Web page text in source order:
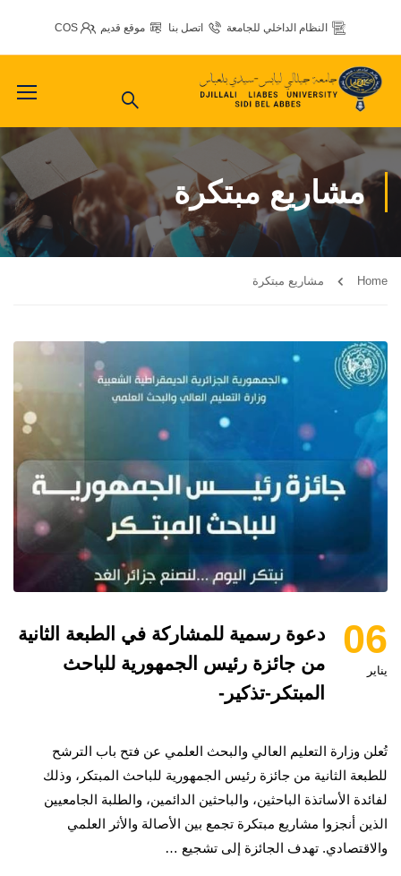
النظام الداخلي للجامعة اتصل بنا موقع قديم COS
مشاريع مبتكرة
Home مشاريع مبتكرة
06
يناير
دعوة رسمية للمشاركة في الطبعة الثانية
من جائزة رئيس الجمهورية للباحث
المبتكر-تذكير-
تُعلن وزارة التعليم العالي والبحث العلمي عن فتح باب الترشح
للطبعة الثانية من جائزة رئيس الجمهورية للباحث المبتكر، وذلك
لفائدة الأساتذة الباحثين، والباحثين الدائمين، والطلبة الجامعيين
الذين أنجزوا مشاريع مبتكرة تجمع بين الأصالة والأثر العلمي
والاقتصادي. تهدف الجائزة إلى تشجيع …